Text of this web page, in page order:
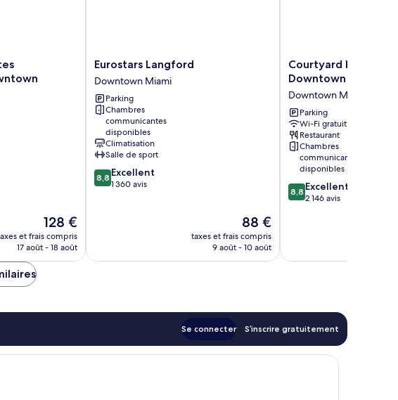
Le
nouveau
prix
128 €
et frais compris
17 août - 18 août
Eurostars
Langford
Downtown
Miami
Eurostars Langford
Downtown Miami
Parking
Chambres
communicantes
disponibles
Climatisation
Salle de sport
8.8
sur
8,8 Excellent
1 360 avis
Le
nouveau
prix
88 €
taxes et frais compris
9 août - 10 août
Courtyard
by
Miami
Downtown
Downtown
Miami
Courtyard by
Downtown
Downtown Miami
Parking
Wi-Fi gratuit
Restaurant
Chambres
communicantes
disponibles
8.8
sur
8,8 Excellent
2 146 avis
Se connecter S’inscrire gratuitement